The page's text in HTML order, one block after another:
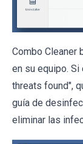
Combo Cleaner
en su equipo.
threats found",
guía de
eliminar las